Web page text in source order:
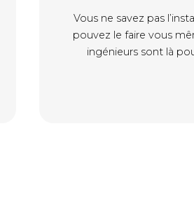
Vous ne savez pas
pouvez le faire vous
ingénieurs sont là